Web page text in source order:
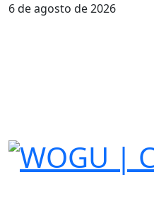
6 de agosto de 2026